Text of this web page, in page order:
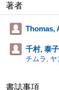
著者
Thomas,
千村, 泰子
チムラ, ヤ
書誌事項